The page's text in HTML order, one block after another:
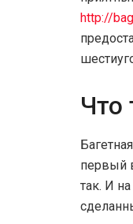
http://
Что
первый
так. И